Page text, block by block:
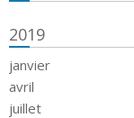
2019
janvier
avril
juillet